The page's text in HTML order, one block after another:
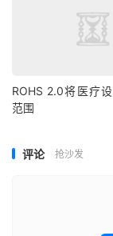
ROHS 2.0将医疗
范围
评论 抢沙发